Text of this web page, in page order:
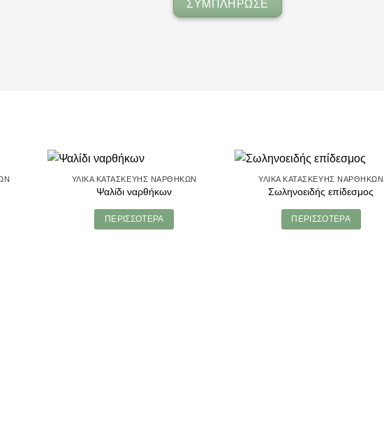
ΣΥΜΠΛΗΡΩΣΕ
ΥΛΙΚΆ ΚΑΤΑΣΚΕΥΉΣ ΝΑΡΘΉΚΩΝ
Ψαλίδι ναρθήκων
ΠΕΡΙΣΣΌΤΕΡΑ
ΥΛΙΚΆ ΚΑΤΑΣΚΕΥΉΣ ΝΑΡΘΉΚΩΝ
Σωληνοειδής επίδεσμος
ΠΕΡΙΣΣΌΤΕΡΑ